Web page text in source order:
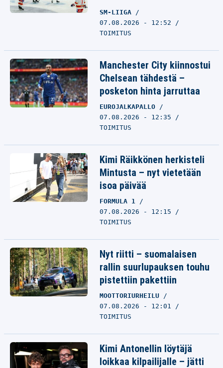
SM-LIIGA
07.08.2026 - 12:52
TOIMITUS
Manchester City kiinnostui
Chelsean tähdestä –
posketon hinta jarruttaa
EUROJALKAPALLO
07.08.2026 - 12:35
TOIMITUS
Kimi Räikkönen herkisteli
Mintusta – nyt vietetään
isoa päivää
FORMULA 1
07.08.2026 - 12:15
TOIMITUS
Nyt riitti – suomalaisen
rallin suurlupauksen touhu
pistettiin pakettiin
MOOTTORIURHEILU
07.08.2026 - 12:01
TOIMITUS
Kimi Antonellin löytäjä
loikkaa kilpailijalle – jätti